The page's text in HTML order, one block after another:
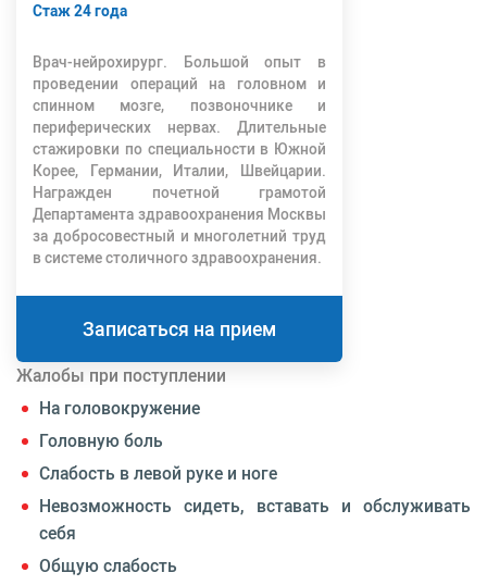
Стаж 24 года
Врач-нейрохирург. Большой опыт в
проведении операций на головном и
спинном мозге, позвоночнике и
периферических нервах. Длительные
стажировки по специальности в Южной
Корее, Германии, Италии, Швейцарии.
Награжден почетной грамотой
Департамента здравоохранения Москвы
за добросовестный и многолетний труд
в системе столичного здравоохранения.
Записаться на прием
Жалобы при поступлении
На головокружение
Головную боль
Слабость в левой руке и ноге
Невозможность сидеть, вставать и обслуживать
себя
Общую слабость